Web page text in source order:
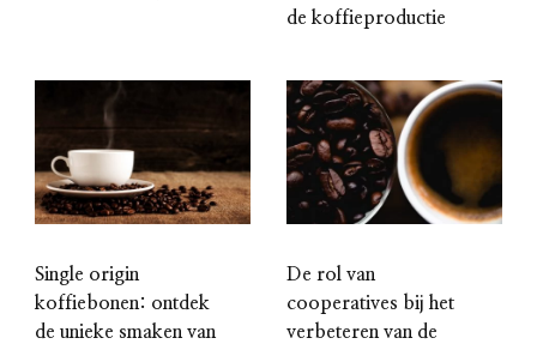
de koffieproductie
Single origin
koffiebonen: ontdek
de unieke smaken van
De rol van
cooperatives bij het
verbeteren van de